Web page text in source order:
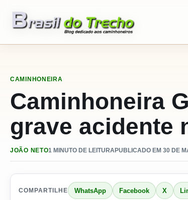
CAMINHONEIRA
Caminhoneira
grave acidente
JOÃO NETO1 MINUTO DE LEITURAPUBLICADO EM 30 DE
COMPARTILHE WhatsApp Facebook X